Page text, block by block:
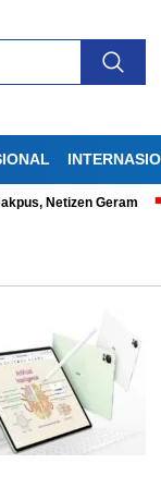
Netizen Geram